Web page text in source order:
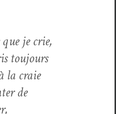
je crie,
tou­jours
la craie
de